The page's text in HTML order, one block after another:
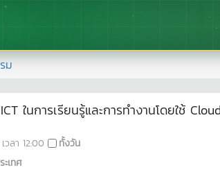
ม
ในการเรียนรู้และการทำงานโดยใช้
เวลา 12:00
ทั้งวัน
ะเทศ